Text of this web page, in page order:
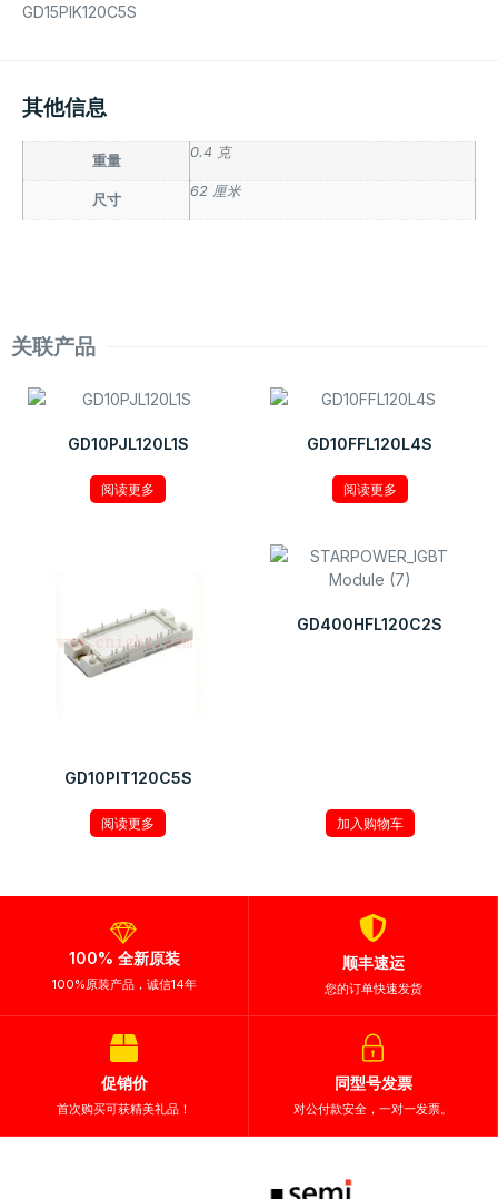
GD15PIK120C5S
其他信息
重量
0.4 克
尺寸
62 厘米
关联产品
GD10PJL120L1S
阅读更多
GD10FFL120L4S
阅读更多
GD10PIT120C5S
阅读更多
GD400HFL120C2S
加入购物车
100% 全新原装
100%原装产品，诚信14年
顺丰速运
您的订单快速发货
促销价
首次购买可获精美礼品！
同型号发票
对公付款安全，一对一发票。